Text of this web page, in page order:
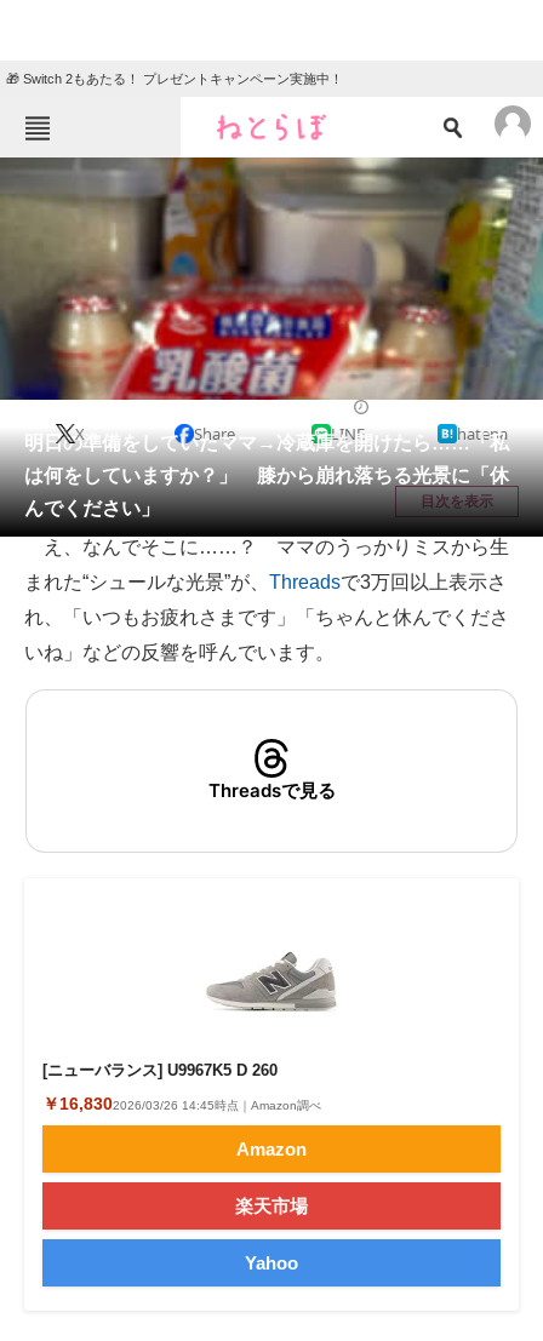
🎁 Switch 2もあたる！ プレゼントキャンペーン実施中！
ねとらぼメニュー
TOP ニュース
地域
教育・育児
動物 リサーチ
会員記事
メディア
注目記事を集めた総合ページ
ITの今と未来を見通す
スマホと通信の最新トレンド
ビジネスと働き方のヒント
AI活用のいまが分かる
マーケ×ITの今がよく分かる
ITエンジニア向け専門サイト
企業向けIT製品の総合サイト
製造業のIT導入・活用を支援
モノづくり技術者専門サイト
明日の準備をしていたママ→冷蔵庫を開けたら……「私
は何をしていますか？」 膝から崩れ落ちる光景に「休
んでください」
X Share LINE hatena
目次を表示
え、なんでそこに……？ ママのうっかりミスから生
まれた“シュールな光景”が、 Threadsで3万回以上表示さ
れ、「いつもお疲れさまです」「ちゃんと休んでくださ
いね」などの反響を呼んでいます。
Threadsで見る
[ニューバランス] U9967K5 D 260
￥16,8302026/03/26 14:45時点｜Amazon調べ
Amazon
楽天市場
Yahoo